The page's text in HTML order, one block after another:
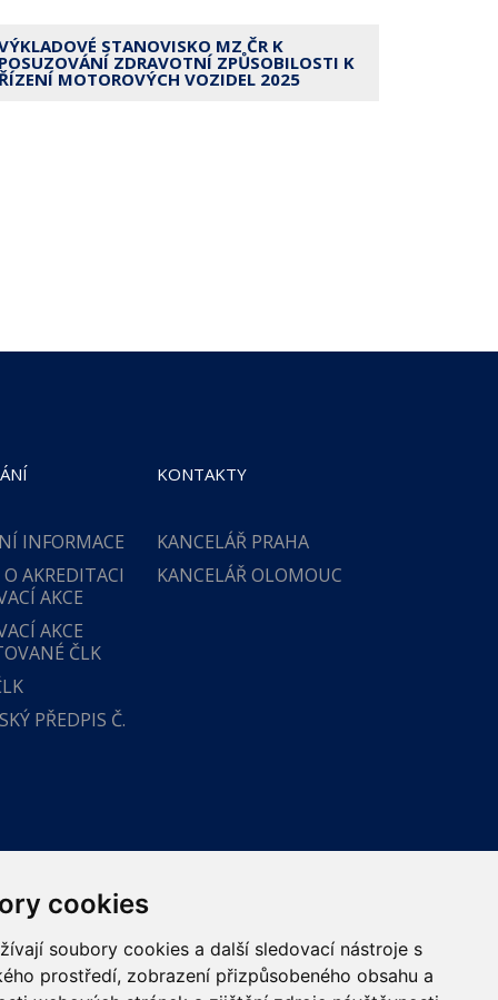
cookies
soubory cookies a další sledovací nástroje s
prostředí, zobrazení přizpůsobeného obsahu a
STANOVISKO MZ ČR K
ZDRAVOTNÍ ZPŮSOBILOSTI K
MOTOROVÝCH VOZIDEL 2025
INFORMACE
AKREDITACI
AKCE
AKCE
ČLK
PŘEDPIS Č.
KONTAKTY
KANCELÁŘ PRAHA
KANCELÁŘ OLOMOUC